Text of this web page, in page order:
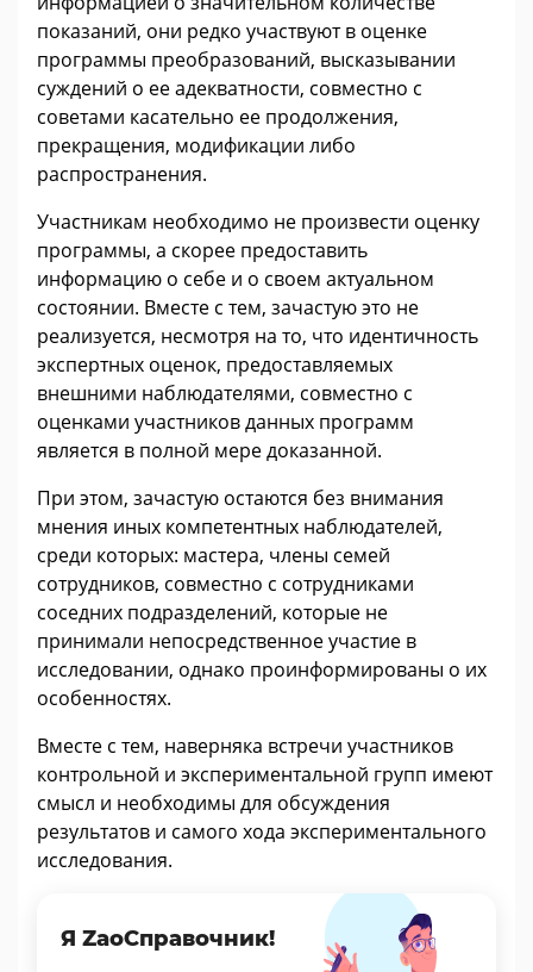
показаний, они редко участвуют в оценке
программы преобразований, высказывании
суждений о ее адекватности, совместно с
советами касательно ее продолжения,
прекращения, модификации либо
распространения.
Участникам необходимо не произвести оценку
программы, а скорее предоставить
информацию о себе и о своем актуальном
состоянии. Вместе с тем, зачастую это не
реализуется, несмотря на то, что идентичность
экспертных оценок, предоставляемых
внешними наблюдателями, совместно с
оценками участников данных программ
является в полной мере доказанной.
При этом, зачастую остаются без внимания
мнения иных компетентных наблюдателей,
среди которых: мастера, члены семей
сотрудников, совместно с сотрудниками
соседних подразделений, которые не
принимали непосредственное участие в
исследовании, однако проинформированы о их
особенностях.
Вместе с тем, наверняка встречи участников
контрольной и экспериментальной групп имеют
смысл и необходимы для обсуждения
результатов и самого хода экспериментального
исследования.
Я ZaoСправочник!